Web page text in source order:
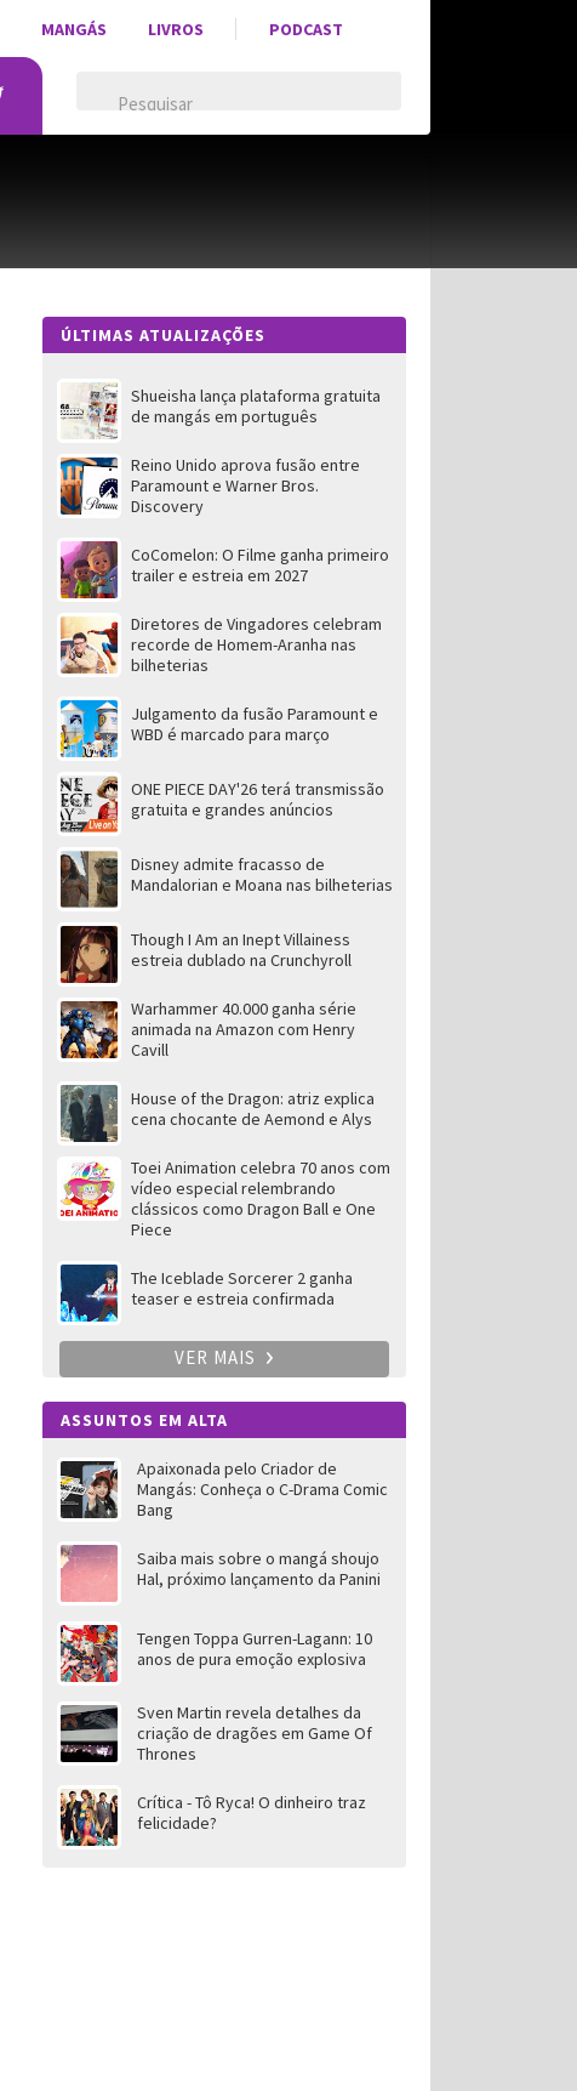
MANGÁS LIVROS PODCAST
ÚLTIMAS ATUALIZAÇÕES
Shueisha lança plataforma gratuita
de mangás em português
Reino Unido aprova fusão entre
Paramount e Warner Bros.
Discovery
CoComelon: O Filme ganha primeiro
trailer e estreia em 2027
Diretores de Vingadores celebram
recorde de Homem-Aranha nas
bilheterias
Julgamento da fusão Paramount e
WBD é marcado para março
ONE PIECE DAY'26 terá transmissão
gratuita e grandes anúncios
Disney admite fracasso de
Mandalorian e Moana nas bilheterias
Though I Am an Inept Villainess
estreia dublado na Crunchyroll
Warhammer 40.000 ganha série
animada na Amazon com Henry
Cavill
House of the Dragon: atriz explica
cena chocante de Aemond e Alys
Toei Animation celebra 70 anos com
vídeo especial relembrando
clássicos como Dragon Ball e One
Piece
The Iceblade Sorcerer 2 ganha
teaser e estreia confirmada
VER MAIS
ASSUNTOS EM ALTA
Apaixonada pelo Criador de
Mangás: Conheça o C-Drama Comic
Bang
Saiba mais sobre o mangá shoujo
Hal, próximo lançamento da Panini
Tengen Toppa Gurren-Lagann: 10
anos de pura emoção explosiva
Sven Martin revela detalhes da
criação de dragões em Game Of
Thrones
Crítica - Tô Ryca! O dinheiro traz
felicidade?